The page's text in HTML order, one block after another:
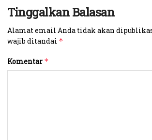
Tinggalkan Balasan
Alamat email Anda tidak akan
wajib ditandai *
Komentar *